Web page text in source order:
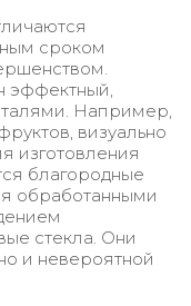
сроком
эффектный,
Например,
визуально
изготовления
благородные
обработанными
стекла. Они
и невероятной